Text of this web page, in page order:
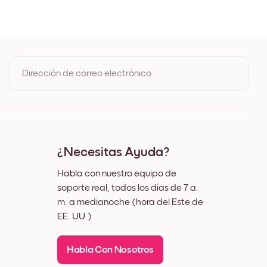
Dirección de correo electrónico
¿Necesitas Ayuda?
Habla con nuestro equipo de
soporte real, todos los días de 7 a.
m. a medianoche (hora del Este de
EE. UU.)
Habla Con Nosotros